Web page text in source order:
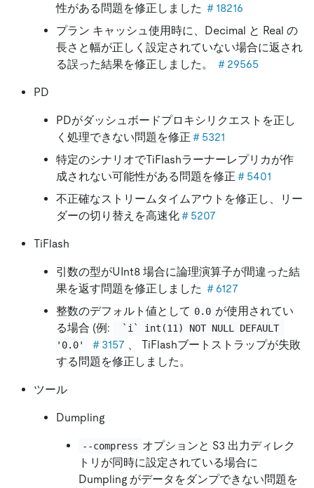
性がある問題を修正しました ＃18216
プラン キャッシュ使用時に、Decimal と Real の
長さと幅が正しく設定されていない場合に返され
る誤った結果を修正しました。
＃29565
PD
PDがダッシュボードプロキシリクエストを正し
く処理できない問題を修正 ＃5321
特定のシナリオでTiFlashラーナーレプリカが作
成されない可能性がある問題を修正 ＃5401
不正確なストリームタイムアウトを修正し、リー
ダーの切り替えを高速化＃5207
TiFlash
引数の型がUInt8 場合に論理演算子が間違った結
果を返す問題を修正しました ＃6127
整数のデフォルト値として 0.0 が使用されてい
る場合 (例:
`i` int(11) NOT NULL DEFAULT
'0.0'
＃3157 、 TiFlashブートストラップが失敗
する問題を修正しました。
ツール
Dumpling
--compress オプションと S3 出力ディレク
トリが同時に設定されている場合に
Dumpling がデータをダンプできない問題を